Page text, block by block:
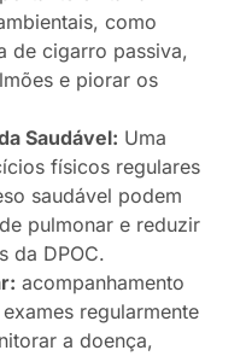
como
de cigarro passiva,
e piorar os
Saudável: Uma
físicos regulares
saudável podem
pulmonar e reduzir
da DPOC.
acompanhamento
regularmente
a doença,